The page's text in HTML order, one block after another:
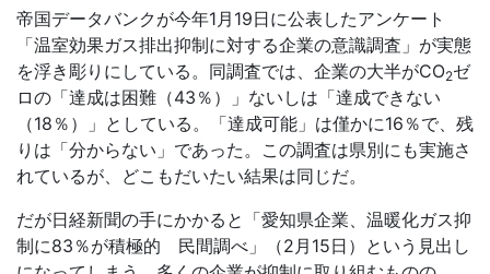
帝国データバンクが今年1月19日に公表したアンケート
「温室効果ガス排出抑制に対する企業の意識調査」が実態
を浮き彫りにしている。同調査では、企業の大半がCO2ゼ
ロの「達成は困難（43％）」ないしは「達成できない
（18％）」としている。「達成可能」は僅かに16％で、残
りは「分からない」であった。この調査は県別にも実施さ
れているが、どこもだいたい結果は同じだ。
だが日経新聞の手にかかると「愛知県企業、温暖化ガス抑
制に83％が積極的 民間調べ」（2月15日）という見出し